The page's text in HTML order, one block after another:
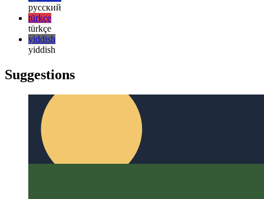
한국어
한국어
русский
русский
türkçe
yiddish
yiddish
Suggestions